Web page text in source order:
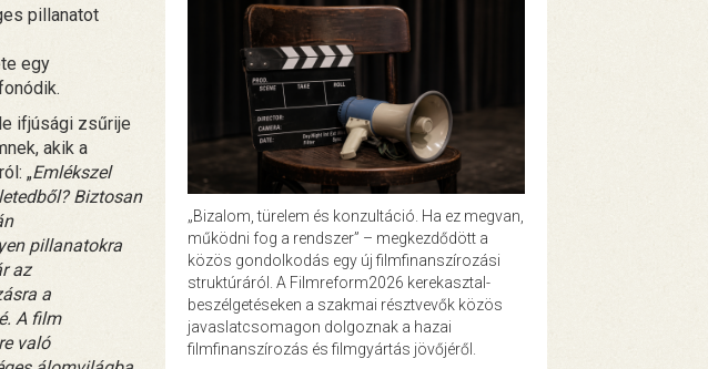
pillanatot
egy
ifjúsági zsűrije
akik a
„Emlékszel
Biztosan
pillanatokra
az
a
A film
való
„Bizalom, türelem és konzultáció. Ha ez megvan,
működni fog a rendszer” – megkezdődött a
közös gondolkodás egy új filmfinanszírozási
struktúráról. A Filmreform2026 kerekasztal-
beszélgetéseken a szakmai résztvevők közös
javaslatcsomagon dolgoznak a hazai
filmfinanszírozás és filmgyártás jövőjéről.